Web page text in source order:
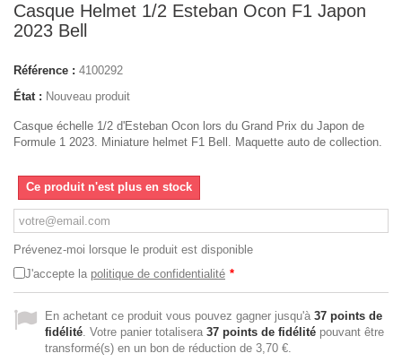
Casque Helmet 1/2 Esteban Ocon F1 Japon
2023 Bell
Référence : 4100292
État : Nouveau produit
Casque échelle 1/2 d'Esteban Ocon lors du Grand Prix du Japon de
Formule 1 2023. Miniature helmet F1 Bell. Maquette auto de collection.
Ce produit n'est plus en stock
Prévenez-moi lorsque le produit est disponible
J'accepte la politique de confidentialité *
En achetant ce produit vous pouvez gagner jusqu'à 37 points de
fidélité. Votre panier totalisera 37 points de fidélité pouvant être
transformé(s) en un bon de réduction de 3,70 €.